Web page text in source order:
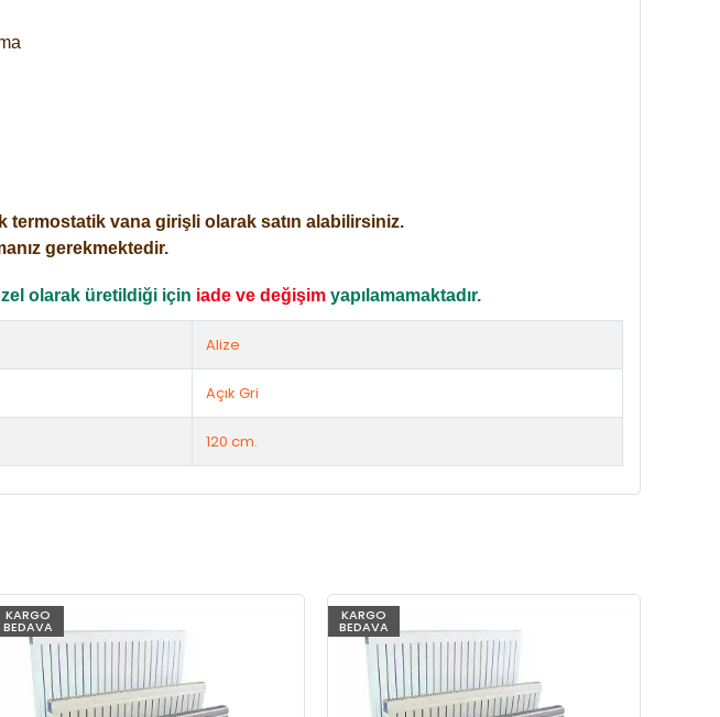
vana girişli olarak satın alabilirsiniz.
gerekmektedir.
olarak üretildiği için iade ve değişim yapılamamaktadır.
Alize
Açık Gri
120 cm.
KARGO
BEDAVA
KARGO
BEDAVA